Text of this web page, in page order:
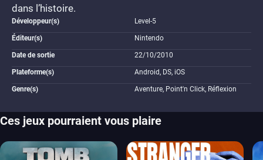
dans l’histoire.
Développeur(s) Level-5
Éditeur(s) Nintendo
Date de sortie 22/10/2010
Plateforme(s) Android, DS, iOS
Genre(s) Aventure, Point'n Click, Réflexion
Ces jeux pourraient vous plaire